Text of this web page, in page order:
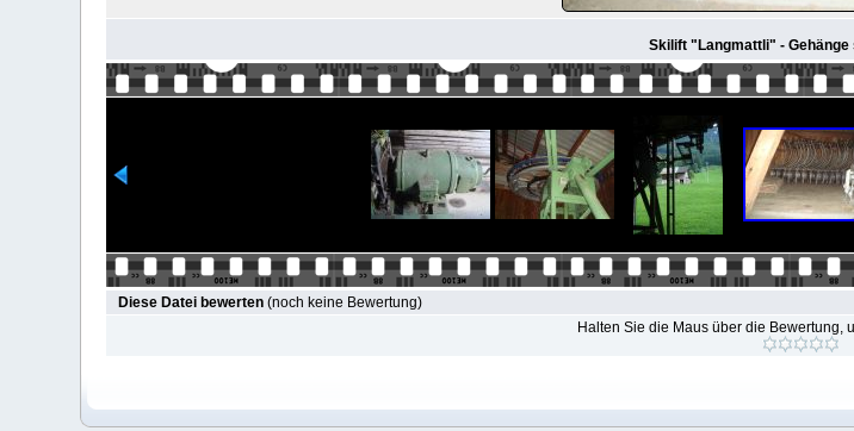
Skilift "Langmattli" - Gehänge
Diese Datei bewerten(noch keine Bewertung)
Halten Sie die Maus über die Bewertung,